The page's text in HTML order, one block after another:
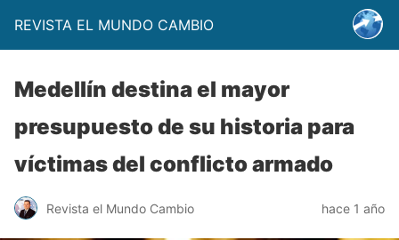
REVISTA EL MUNDO CAMBIO
Medellín destina el mayor
presupuesto de su historia para
víctimas del conflicto armado
Revista el Mundo Cambio hace 1 año